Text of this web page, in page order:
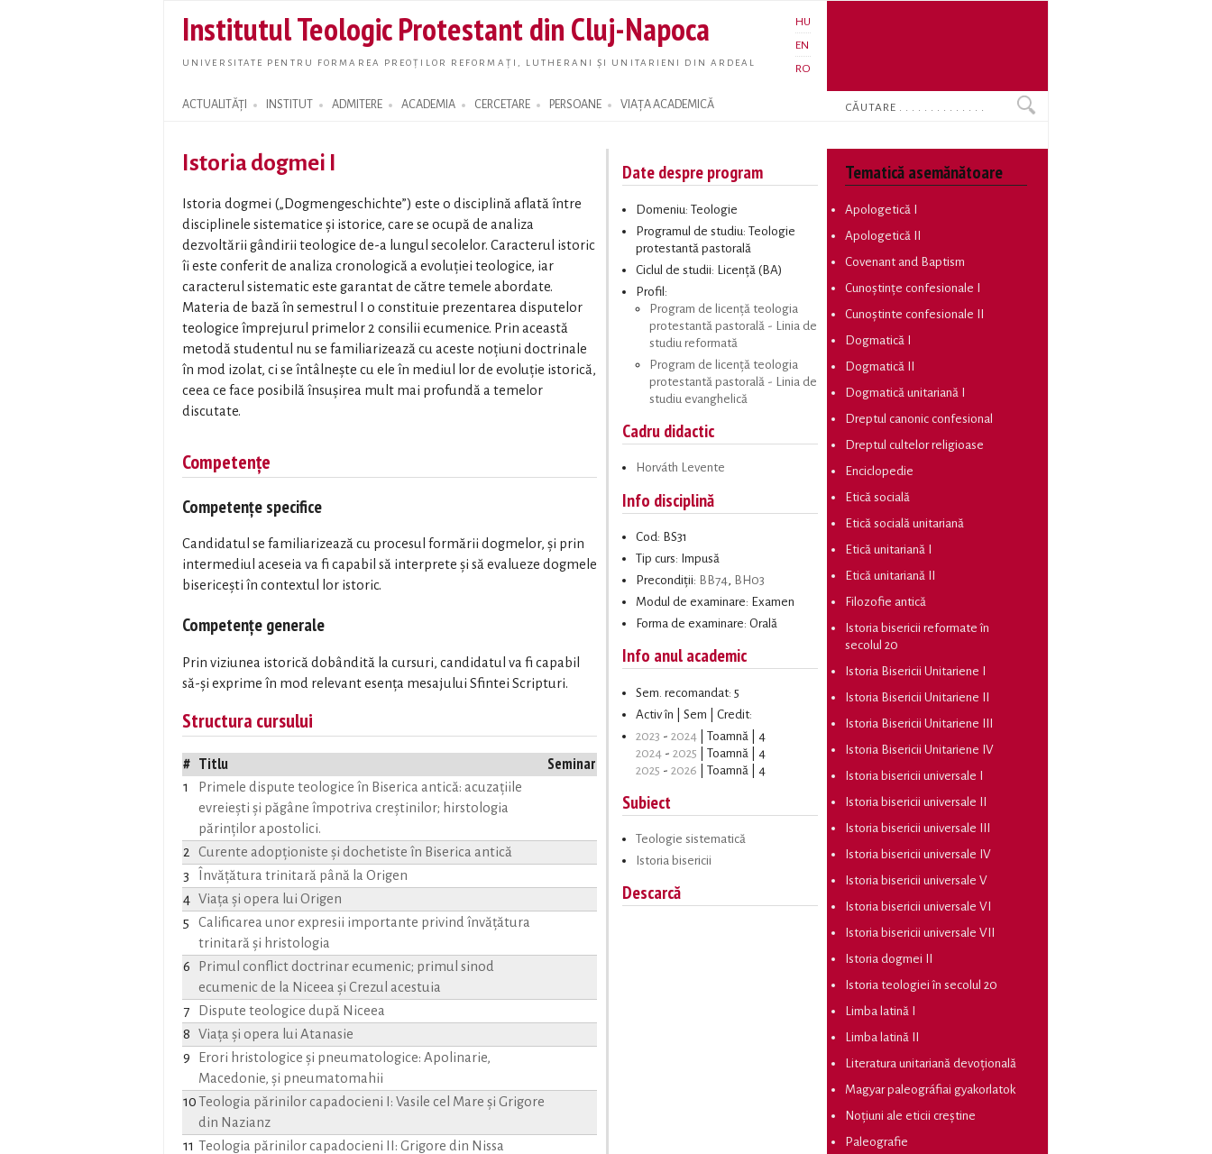
main
content
Institutul Teologic Protestant din Cluj-Napoca
UNIVERSITATE PENTRU FORMAREA PREOȚILOR REFORMAȚI, LUTHERANI ȘI UNITARIENI DIN ARDEAL
HU
EN
RO
ACTUALITĂȚI INSTITUT ADMITERE ACADEMIA CERCETARE PERSOANE VIAȚA ACADEMICĂ
Search form
Search
Istoria dogmei I
Istoria dogmei („Dogmengeschichte”) este o disciplină aflată între
disciplinele sistematice şi istorice, care se ocupă de analiza
dezvoltării gândirii teologice de-a lungul secolelor. Caracterul istoric
îi este conferit de analiza cronologică a evoluţiei teologice, iar
caracterul sistematic este garantat de către temele abordate.
Materia de bază în semestrul I o constituie prezentarea disputelor
teologice împrejurul primelor 2 consilii ecumenice. Prin această
metodă studentul nu se familiarizează cu aceste noţiuni doctrinale
în mod izolat, ci se întâlneşte cu ele în mediul lor de evoluţie istorică,
ceea ce face posibilă însuşirea mult mai profundă a temelor
discutate.
Competențe
Competențe specifice
Candidatul se familiarizează cu procesul formării dogmelor, şi prin
intermediul aceseia va fi capabil să interprete şi să evalueze dogmele
bisericeşti în contextul lor istoric.
Competențe generale
Prin viziunea istorică dobândită la cursuri, candidatul va fi capabil
să-şi exprime în mod relevant esenţa mesajului Sfintei Scripturi.
Structura cursului
# Titlu Seminar
1
Primele dispute teologice în Biserica antică: acuzaţiile
evreieşti şi păgâne împotriva creştinilor; hirstologia
părinţilor apostolici.
2
Curente adopţioniste şi dochetiste în Biserica antică
3
Învăţătura trinitară până la Origen
4 Viaţa şi opera lui Origen
5
Calificarea unor expresii importante privind învăţătura
trinitară şi hristologia
6
Primul conflict doctrinar ecumenic; primul sinod
ecumenic de la Niceea şi Crezul acestuia
7
Dispute teologice după Niceea
8
Viaţa şi opera lui Atanasie
9
Erori hristologice şi pneumatologice: Apolinarie,
Macedonie, şi pneumatomahii
10Teologia părinilor capadocieni I: Vasile cel Mare şi Grigore
din Nazianz
11 Teologia părinilor capadocieni II: Grigore din Nissa
Date despre program
Domeniu: Teologie
Programul de studiu: Teologie
protestantă pastorală
Ciclul de studii: Licență (BA)
Profil:
Program de licență teologia
protestantă pastorală - Linia de
studiu reformată
Program de licență teologia
protestantă pastorală - Linia de
studiu evanghelică
Cadru didactic
Horváth Levente
Info disciplină
Cod: BS31
Tip curs: Impusă
Precondiții: BB74, BH03
Modul de examinare: Examen
Forma de examinare: Orală
Info anul academic
Sem. recomandat: 5
Activ în | Sem | Credit:
2023 - 2024 | Toamnă | 4
2024 - 2025 | Toamnă | 4
2025 - 2026 | Toamnă | 4
Subiect
Teologie sistematică
Istoria bisericii
Descarcă
Tematică asemănătoare
Apologetică I
Apologetică II
Covenant and Baptism
Cunoștințe confesionale I
Cunoștinte confesionale II
Dogmatică I
Dogmatică II
Dogmatică unitariană I
Dreptul canonic confesional
Dreptul cultelor religioase
Enciclopedie
Etică socială
Etică socială unitariană
Etică unitariană I
Etică unitariană II
Filozofie antică
Istoria bisericii reformate în
secolul 20
Istoria Bisericii Unitariene I
Istoria Bisericii Unitariene II
Istoria Bisericii Unitariene III
Istoria Bisericii Unitariene IV
Istoria bisericii universale I
Istoria bisericii universale II
Istoria bisericii universale III
Istoria bisericii universale IV
Istoria bisericii universale V
Istoria bisericii universale VI
Istoria bisericii universale VII
Istoria dogmei II
Istoria teologiei în secolul 20
Limba latină I
Limba latină II
Literatura unitariană devoțională
Magyar paleográfiai gyakorlatok
Noțiuni ale eticii creștine
Paleografie